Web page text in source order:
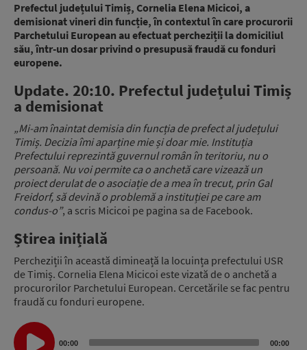
Prefectul județului Timiș, Cornelia Elena Micicoi, a
demisionat vineri din funcție, în contextul în care procurorii
Parchetului European au efectuat percheziții la domiciliul
său, într-un dosar privind o presupusă fraudă cu fonduri
europene.
Update. 20:10. Prefectul județului Timiș
a demisionat
„Mi-am înaintat demisia din funcția de prefect al județului
Timiș. Decizia îmi aparține mie și doar mie. Instituția
Prefectului reprezintă guvernul român în teritoriu, nu o
persoană. Nu voi permite ca o anchetă care vizează un
proiect derulat de o asociație de a mea în trecut, prin Gal
Freidorf, să devină o problemă a instituției pe care am
condus-o”, a scris Micicoi pe pagina sa de Facebook.
Știrea inițială
Percheziții în această dimineață la locuința prefectului USR
de Timiș. Cornelia Elena Micicoi este vizată de o anchetă a
procurorilor Parchetului European. Cercetările se fac pentru
fraudă cu fonduri europene.
Audio
Player
00:00 00:00